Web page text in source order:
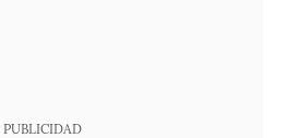
PUBLICIDAD